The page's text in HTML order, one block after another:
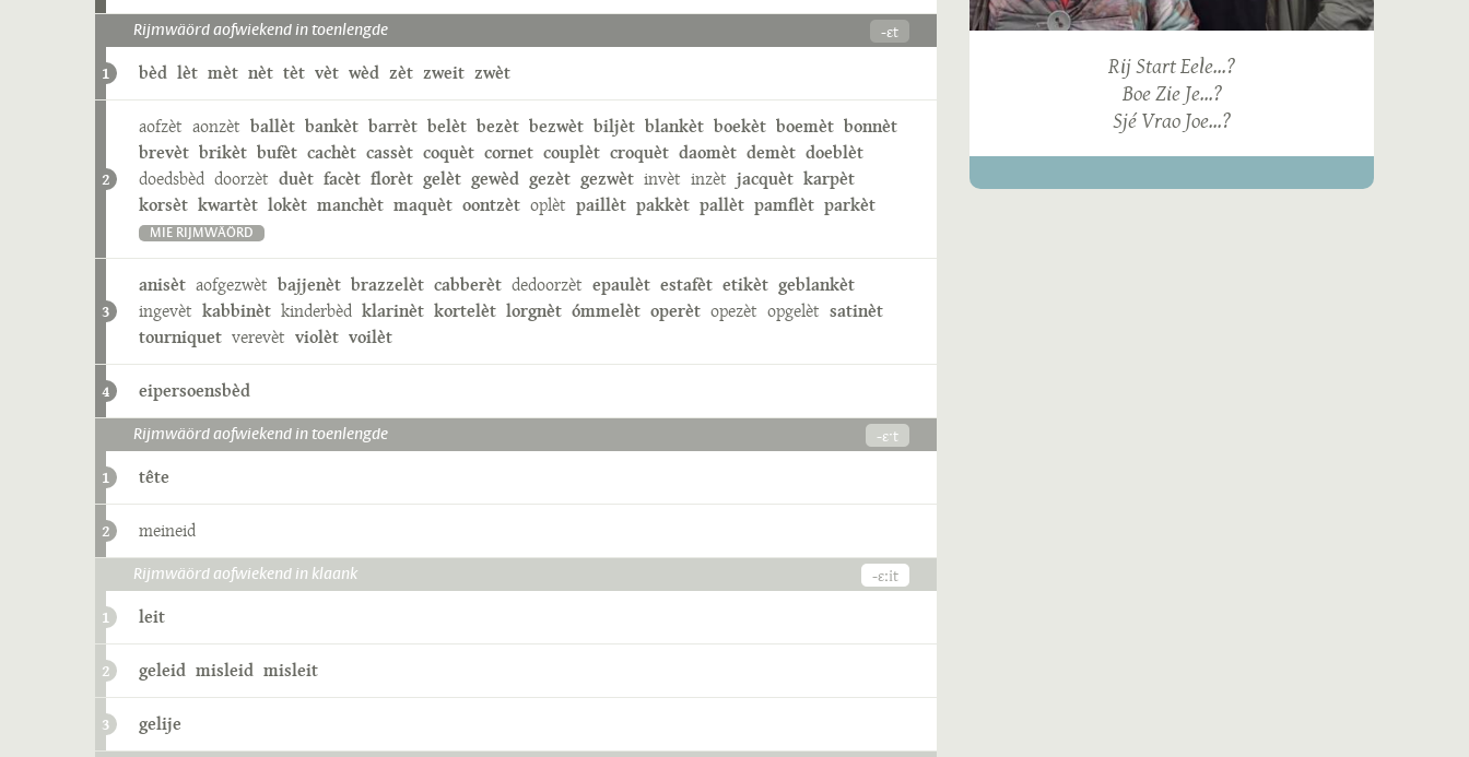
Rijmwäörd aofwiekend in toenlengde -ɛt
1 bèd lèt mèt nèt tèt vèt wèd zèt zweit zwèt
2
aofzèt aonzèt ballèt bankèt barrèt belèt bezèt bezwèt biljèt blankèt boekèt boemèt bonnèt
brevèt brikèt bufèt cachèt cassèt coquèt cornet couplèt croquèt daomèt demèt doeblèt
doedsbèd doorzèt duèt facèt florèt gelèt gewèd gezèt gezwèt invèt inzèt jacquèt karpèt
korsèt kwartèt lokèt manchèt maquèt oontzèt oplèt paillèt pakkèt pallèt pamflèt parkèt
MIE RIJMWÄÖRD
3
anisèt aofgezwèt bajjenèt brazzelèt cabberèt dedoorzèt epaulèt estafèt etikèt geblankèt
ingevèt kabbinèt kinderbèd klarinèt kortelèt lorgnèt ómmelèt operèt opezèt opgelèt satinèt
tourniquet verevèt violèt voilèt
4 eipersoensbèd
Rijmwäörd aofwiekend in toenlengde -ɛˑt
1 tête
2 meineid
Rijmwäörd aofwiekend in klaank -ɛːit
1 leit
2 geleid misleid misleit
3 gelije
Rij Start Eele...?
Boe Zie Je...?
Sjé Vrao Joe...?